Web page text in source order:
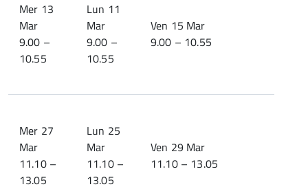
Mer 13
Mar
9.00 –
10.55
Lun 11
Mar
9.00 –
10.55
Ven 15 Mar
9.00 – 10.55
Mer 27
Mar
11.10 –
13.05
Lun 25
Mar
11.10 –
13.05
Ven 29 Mar
11.10 – 13.05